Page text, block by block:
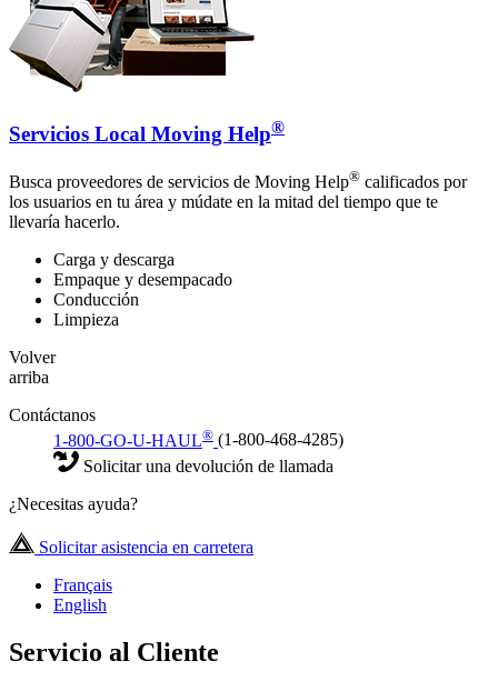
Servicios Local Moving Help®
Busca proveedores de servicios de Moving Help® calificados por
los usuarios en tu área y múdate en la mitad del tiempo que te
llevaría hacerlo.
Carga y descarga
Empaque y desempacado
Conducción
Limpieza
Volver
arriba
Contáctanos
1-800-GO-U-HAUL® (1-800-468-4285)
Solicitar una devolución de llamada
¿Necesitas ayuda?
Solicitar asistencia en carretera
Français
English
Servicio al Cliente